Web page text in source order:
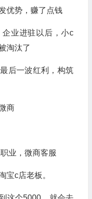
优势，赚了点钱
业进驻以后，小c
淘汰了
后一波红利，构筑
商
业，微商客服
宝c店老板。